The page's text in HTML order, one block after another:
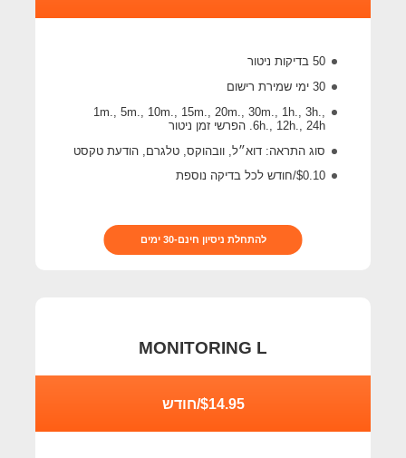
50 בדיקות ניטור
30 ימי שמירת רישום
1m., 5m., 10m., 15m., 20m., 30m., 1h., 3h.,
6h., 12h., 24h. הפרשי זמן ניטור
סוג התראה: דוא״ל, וובהוקס, טלגרם, הודעת טקסט
$0.10/חודש לכל בדיקה נוספת
להתחלת ניסיון חינם-30 ימים
MONITORING L
$14.95/חודש